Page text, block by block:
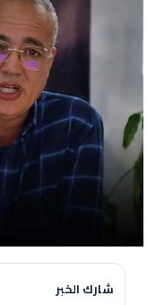
شارك الخبر